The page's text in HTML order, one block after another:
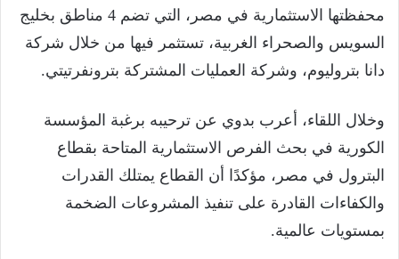
محفظتها الاستثمارية في مصر، التي تضم 4 مناطق بخليج
السويس والصحراء الغربية، تستثمر فيها من خلال شركة
دانا بتروليوم، وشركة العمليات المشتركة بترونفرتيتي.
وخلال اللقاء، أعرب بدوي عن ترحيبه برغبة المؤسسة
الكورية في بحث الفرص الاستثمارية المتاحة بقطاع
البترول في مصر، مؤكدًا أن القطاع يمتلك القدرات
والكفاءات القادرة على تنفيذ المشروعات الضخمة
بمستويات عالمية.